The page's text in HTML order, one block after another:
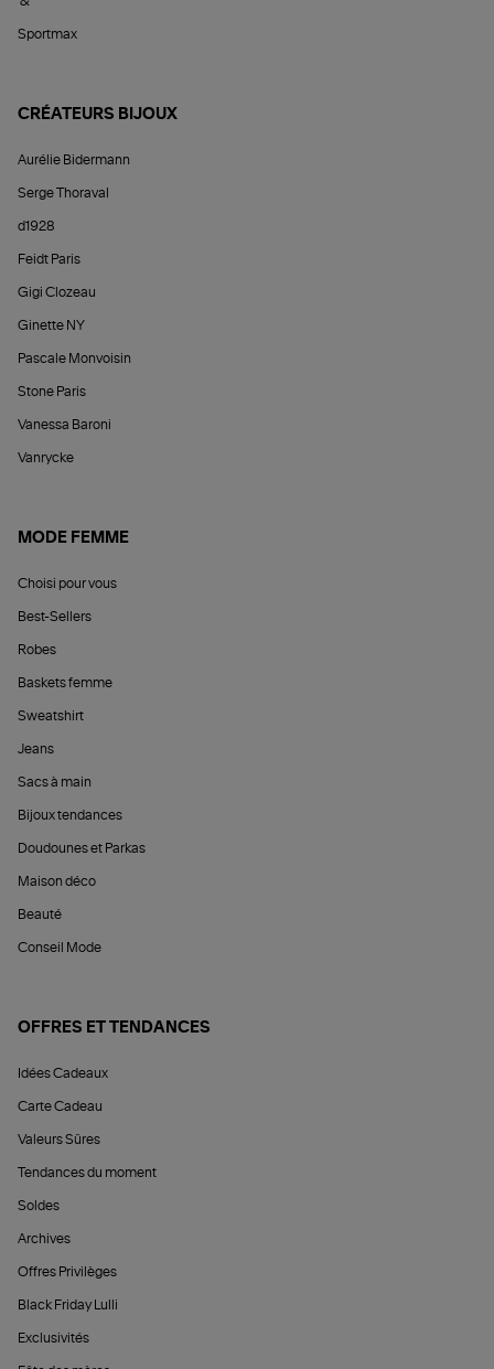
Sportmax
CRÉATEURS BIJOUX
Aurélie Bidermann
Serge Thoraval
d1928
Feidt Paris
Gigi Clozeau
Ginette NY
Pascale Monvoisin
Stone Paris
Vanessa Baroni
Vanrycke
MODE FEMME
Choisi pour vous
Best-Sellers
Robes
Baskets femme
Sweatshirt
Jeans
Sacs à main
Bijoux tendances
Doudounes et Parkas
Maison déco
Beauté
Conseil Mode
OFFRES ET TENDANCES
Idées Cadeaux
Carte Cadeau
Valeurs Sûres
Tendances du moment
Soldes
Archives
Offres Privilèges
Black Friday Lulli
Exclusivités